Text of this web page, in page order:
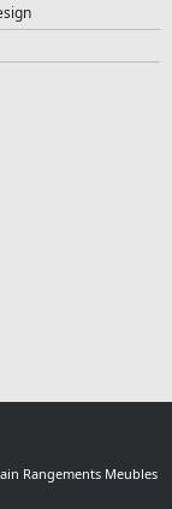
Rangements Meubles